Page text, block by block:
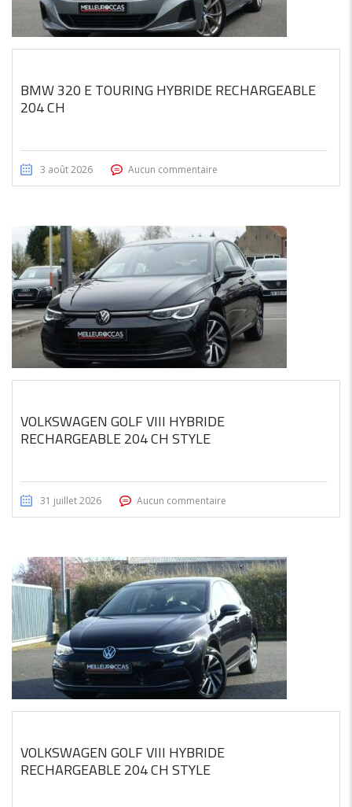
BMW 320 E TOURING HYBRIDE RECHARGEABLE
204 CH
3 août 2026 Aucun commentaire
VOLKSWAGEN GOLF VIII HYBRIDE
RECHARGEABLE 204 CH STYLE
31 juillet 2026 Aucun commentaire
VOLKSWAGEN GOLF VIII HYBRIDE
RECHARGEABLE 204 CH STYLE